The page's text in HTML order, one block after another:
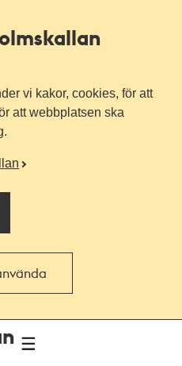
vi kakor, cookies, för att
att webbplatsen ska